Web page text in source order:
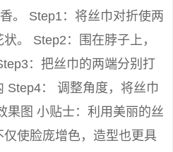
。 Step1：将丝巾对折使两
。 Step2：围在脖子上，
：把丝巾的两端分别打
Step4： 调整角度，将丝巾
果图 小贴士：利用美丽的丝
使脸庞增色，造型也更具